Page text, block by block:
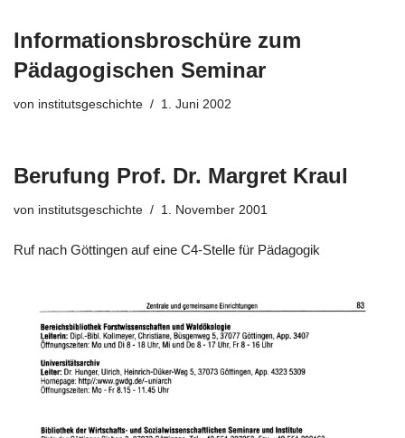
Informationsbroschüre zum
Pädagogischen Seminar
von institutsgeschichte 1. Juni 2002
Berufung Prof. Dr. Margret Kraul
von institutsgeschichte 1. November 2001
Ruf nach Göttingen auf eine C4-Stelle für Pädagogik